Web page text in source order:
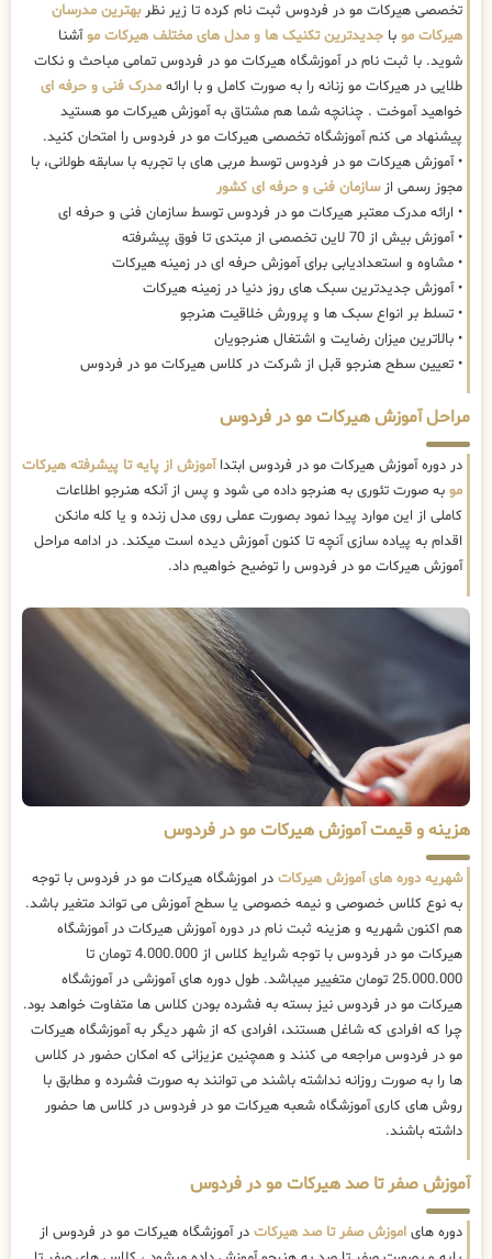
تخصصی هیرکات مو در فردوس ثبت نام کرده تا زیر نظربهترین مدرسان
هیرکات مو با جدیدترین تکنیک ها و مدل های مختلف هیرکات موآشنا
شوید. با ثبت نام در آموزشگاه هیرکات مو در فردوس تمامی مباحث و نکات
طلایی در هیرکات مو زنانه را به صورت کامل و با ارائه مدرک فنی و حرفه ای
خواهید آموخت . چنانچه شما هم مشتاق به آموزش هیرکات مو هستید
پیشنهاد می کنم آموزشگاه تخصصی هیرکات مو در فردوس را امتحان کنید.
• آموزش هیرکات مو در فردوس توسط مربی های با تجربه با سابقه طولانی، با
مجوز رسمی ازسازمان فنی و حرفه ای کشور
• ارائه مدرک معتبر هیرکات مو در فردوس توسط سازمان فنی و حرفه ای
• آموزش بیش از 70 لاین تخصصی از مبتدی تا فوق پیشرفته
• مشاوه و استعدادیابی برای آموزش حرفه ای در زمینه هیرکات
• آموزش جدیدترین سبک های روز دنیا در زمینه هیرکات
• تسلط بر انواع سبک ها و پرورش خلاقیت هنرجو
• بالاترین میزان رضایت و اشتغال هنرجویان
• تعیین سطح هنرجو قبل از شرکت در کلاس هیرکات مو در فردوس
مراحل آموزش هیرکات مو در فردوس
در دوره آموزش هیرکات مو در فردوس ابتداآموزش از پایه تا پیشرفته هیرکات
مو به صورت تئوری به هنرجو داده می شود و پس از آنکه هنرجو اطلاعات
کاملی از این موارد پیدا نمود بصورت عملی روی مدل زنده و یا کله مانکن
اقدام به پیاده سازی آنچه تا کنون آموزش دیده است میکند. در ادامه مراحل
آموزش هیرکات مو در فردوس را توضیح خواهیم داد.
هزینه و قیمت آموزش هیرکات مو در فردوس
شهریه دوره های آموزش هیرکات در اموزشگاه هیرکات مو در فردوس با توجه
به نوع کلاس خصوصی و نیمه خصوصی یا سطح آموزش می تواند متغیر باشد.
هم اکنون شهریه و هزینه ثبت نام در دوره آموزش هیرکات در آموزشگاه
هیرکات مو در فردوس با توجه شرایط کلاس از 4.000.000 تومان تا
25.000.000 تومان متغییر میباشد. طول دوره های آموزشی در آموزشگاه
هیرکات مو در فردوس نیز بسته به فشرده بودن کلاس ها متفاوت خواهد بود.
چرا که افرادی که شاغل هستند، افرادی که از شهر دیگر به آموزشگاه هیرکات
مو در فردوس مراجعه می کنند و همچنین عزیزانی که امکان حضور در کلاس
ها را به صورت روزانه نداشته باشند می توانند به صورت فشرده و مطابق با
روش های کاری آموزشگاه شعبه هیرکات مو در فردوس در کلاس ها حضور
داشته باشند.
آموزش صفر تا صد هیرکات مو در فردوس
دوره های اموزش صفر تا صد هیرکات در آموزشگاه هیرکات مو در فردوس از